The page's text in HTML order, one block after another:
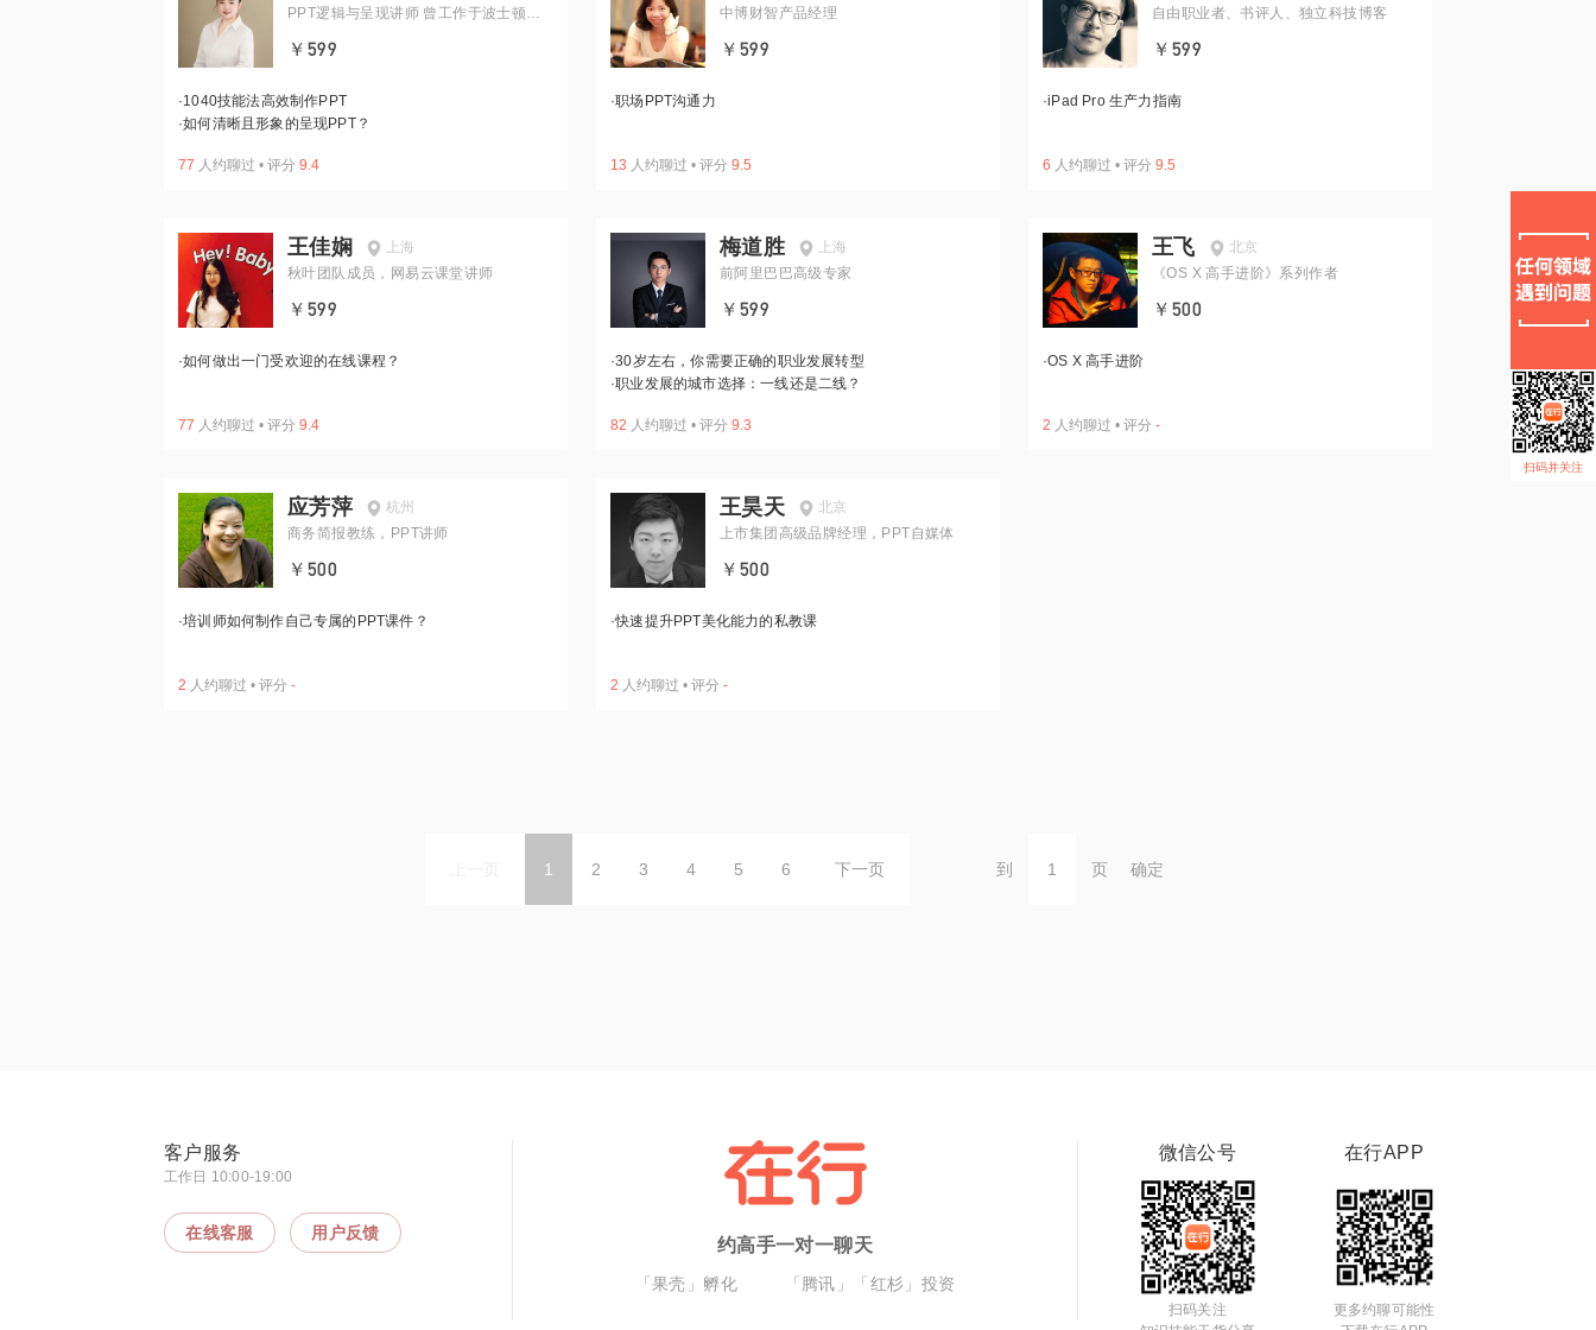
PPT逻辑与呈现讲师 曾工作于波士顿咨
￥599
·1040技能法高效制作PPT
·如何清晰且形象的呈现PPT？
77 人约聊过 • 评分 9.4
中博财智产品经理
￥599
·职场PPT沟通力
13 人约聊过 • 评分 9.5
自由职业者、书评人、独立科技博客
￥599
·iPad Pro 生产力指南
6 人约聊过 • 评分 9.5
王佳娴
上海
秋叶团队成员，网易云课堂讲师
￥599
·如何做出一门受欢迎的在线课程？
77 人约聊过 • 评分 9.4
梅道胜
上海
前阿里巴巴高级专家
￥599
·30岁左右，你需要正确的职业发展转型
·职业发展的城市选择：一线还是二线？
82 人约聊过 • 评分 9.3
王飞
北京
《OS X 高手进阶》系列作者
￥500
·OS X 高手进阶
2 人约聊过 • 评分 -
应芳萍
杭州
商务简报教练，PPT讲师
￥500
·培训师如何制作自己专属的PPT课件？
2 人约聊过 • 评分 -
王昊天
北京
上市集团高级品牌经理，PPT自媒体
￥500
·快速提升PPT美化能力的私教课
2 人约聊过 • 评分 -
1 2 3 4 5 6 下一页 到 页 确定
扫码并关注
客户服务
工作日 10:00-19:00
在线客服 用户反馈
约高手一对一聊天
「果壳」孵化 「腾讯」「红杉」投资
微信公号
扫码关注
在行APP
更多约聊可能性